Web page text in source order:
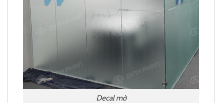
Decal mờ